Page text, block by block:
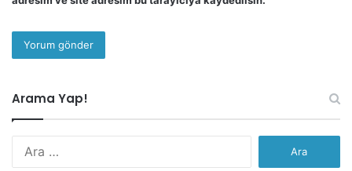
Arama Yap!